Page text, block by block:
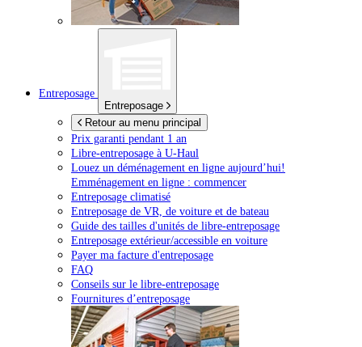
Entreposage
Entreposage
Retour au menu principal
Prix garanti pendant 1 an
Libre-entreposage à U-Haul
Louez un déménagement en ligne aujourd’hui!
Emménagement en ligne : commencer
Entreposage climatisé
Entreposage de VR, de voiture et de bateau
Guide des tailles d'unités de libre-entreposage
Entreposage extérieur/accessible en voiture
Payer ma facture d'entreposage
FAQ
Conseils sur le libre-entreposage
Fournitures d’entreposage